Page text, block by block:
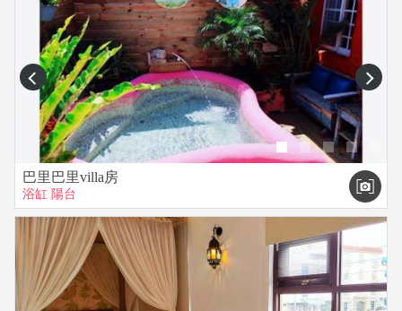
prev next
巴里巴里villa房
浴缸 陽台